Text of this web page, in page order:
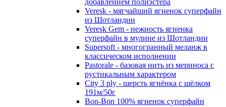
добавлением полиэстера
Veresk - мягчайший ягненок суперфайн
из Шотландии
Veresk Gem - нежность ягненка
суперфайн в мулине из Шотландии
Supersoft - многогранный меланж в
классическом исполнении
Pastorale - базовая нить из мериноса с
рустикальным характером
City 3 ply - шерсть ягнёнка с шёлком
191м/50г
Bon-Bon 100% ягненок суперфайн